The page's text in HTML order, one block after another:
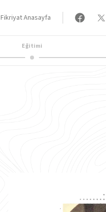
Fikriyat Anasayfa
Eğitimi